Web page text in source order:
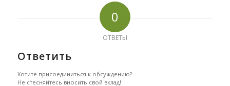
0
ОТВЕТЫ
Ответить
Хотите присоединиться к обсуждению?
Не стесняйтесь вносить свой вклад!